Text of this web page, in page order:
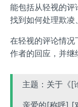
能包括从轻视的
找到如何处理欺凌
在轻视的评论情
作者的回应，并继
主题：关于《[
亲爱的[称呼] [